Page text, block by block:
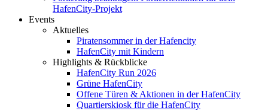
HafenCity-Projekt
Events
Aktuelles
Piratensommer in der Hafencity
HafenCity mit Kindern
Highlights & Rückblicke
HafenCity Run 2026
Grüne HafenCity
Offene Türen & Aktionen in der HafenCity
Quartierskiosk für die HafenCity